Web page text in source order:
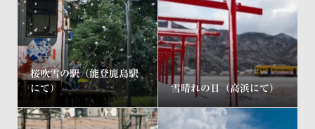
桜吹雪の駅（能登鹿島駅
にて）
雪晴れの日（高浜にて）